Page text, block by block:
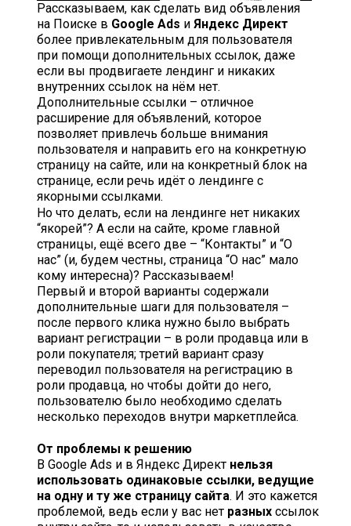
Рассказываем, как сделать вид объявления
на Поиске в Google Ads и Яндекс Директ
более привлекательным для пользователя
при помощи дополнительных ссылок, даже
если вы продвигаете лендинг и никаких
внутренних ссылок на нём нет.
Дополнительные ссылки – отличное
расширение для объявлений, которое
позволяет привлечь больше внимания
пользователя и направить его на конкретную
страницу на сайте, или на конкретный блок на
странице, если речь идёт о лендинге с
якорными ссылками.
Но что делать, если на лендинге нет никаких
“якорей”? А если на сайте, кроме главной
страницы, ещё всего две – “Контакты” и “О
нас” (и, будем честны, страница “О нас” мало
кому интересна)? Рассказываем!
Первый и второй варианты содержали
дополнительные шаги для пользователя –
после первого клика нужно было выбрать
вариант регистрации – в роли продавца или в
роли покупателя; третий вариант сразу
переводил пользователя на регистрацию в
роли продавца, но чтобы дойти до него,
пользователю было необходимо сделать
несколько переходов внутри маркетплейса.
От проблемы к решению
В Google Ads и в Яндекс Директ нельзя
использовать одинаковые ссылки, ведущие
на одну и ту же страницу сайта. И это кажется
проблемой, ведь если у вас нет разных ссылок